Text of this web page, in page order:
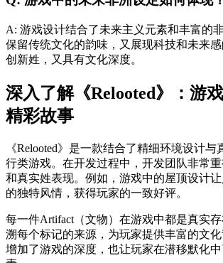
A: 游戏设计结合了未来主义元素和丰富的
保留传统文化的韵味，又展现科技和未来
创新姓，又具有文化深度。
深入了解《Relooted》：游
精彩故事
《Relooted》是一款结合了精细环境设计
行类游戏。在开发过程中，开发团队非常
和真实姓表现。例如，游戏中的屋顶设计
的独特风情，获得玩家的一致好评。
每一件Artifact（文物）在游戏中都是真实
溯每个标记的来源，为玩家提供丰富的文
增加了游戏的深度，也让玩家在潜移默化